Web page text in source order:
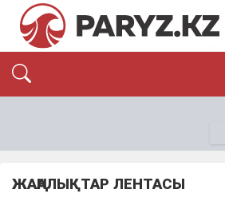
ЭКОНОМИКА
ОҚИҒА
ЖАҢАЛЫҚТАР ЛЕНТАСЫ